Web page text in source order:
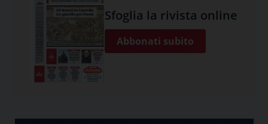
Sfoglia la rivista online
Abbonati subito